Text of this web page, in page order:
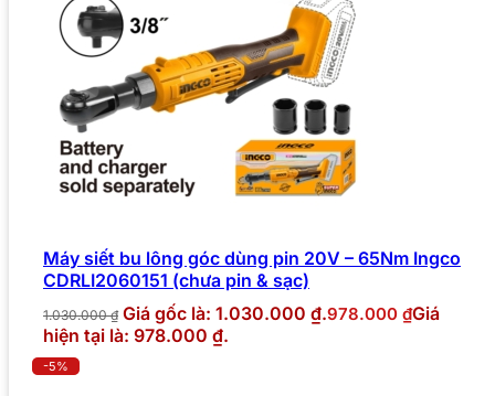
Máy siết bu lông góc dùng pin 20V – 65Nm Ingco
CDRLI2060151 (chưa pin & sạc)
1.030.000₫ Giá gốc là: 1.030.000 ₫.978.000 ₫Giá
hiện tại là: 978.000 ₫.
-5%